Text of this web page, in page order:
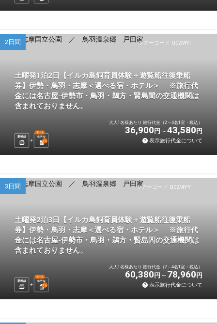
ツアーコード Q02MYI
2日間
土曜発1泊2日【イルカ島飼育員体験＋遊覧船往復乗船
券】伊勢・鳥羽・志摩＜選べる宿・ホテル＞ ※旅行代
金には名古屋-伊勢市・鳥羽・鵜方・賢島間の交通機関は
含まれておりません。
新幹線 ホテル
選べる
1 泊
大人1名様あたり 旅行代金（2～4名1室・税込）
36,900 円 43,580 円
表示旅行代金について
ツアーコード Q02MYY
3日間
土曜発2泊3日【イルカ島飼育員体験＋遊覧船往復乗船
券】伊勢・鳥羽・志摩＜選べる宿・ホテル＞ ※旅行代
金には名古屋-伊勢市・鳥羽・鵜方・賢島間の交通機関は
含まれておりません。
新幹線 ホテル
選べる
2泊
大人1名様あたり 旅行代金（2～4名1室・税込）
60,380 円 78,960 円
表示旅行代金について